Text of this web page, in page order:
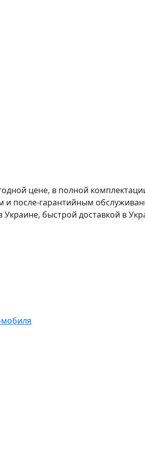
цене, в полной
после-гарантийным
быстрой доставкой в